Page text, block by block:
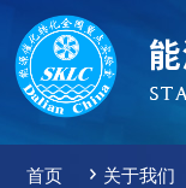
首页 关于我们